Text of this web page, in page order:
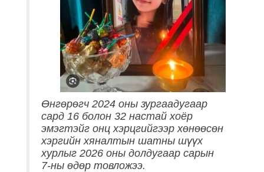
Өнгөрөгч 2024 оны зургаадугаар
сард 16 болон 32 настай хоёр
эмэгтэйг онц хэрцгийгээр хөнөөсөн
хэргийн хяналтын шатны шүүх
хурлыг 2026 оны долдугаар сарын
7-ны өдөр товложээ.